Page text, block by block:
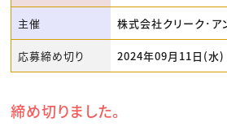
主催 株式会社クリーク･ア
応募締め切り 2024年09月11日(水
締め切りました。